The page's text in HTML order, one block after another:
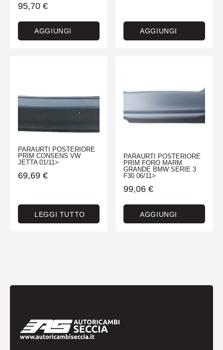
95,70 €
AGGIUNGI AGGIUNGI
PARAURTI POSTERIORE
PRIM CONSENS VW
JETTA 01/11>
69,69 €
LEGGI TUTTO
PARAURTI POSTERIORE
PRIM FORO MARM
GRANDE BMW SERIE 3
F30 06/11>
99,06 €
AGGIUNGI